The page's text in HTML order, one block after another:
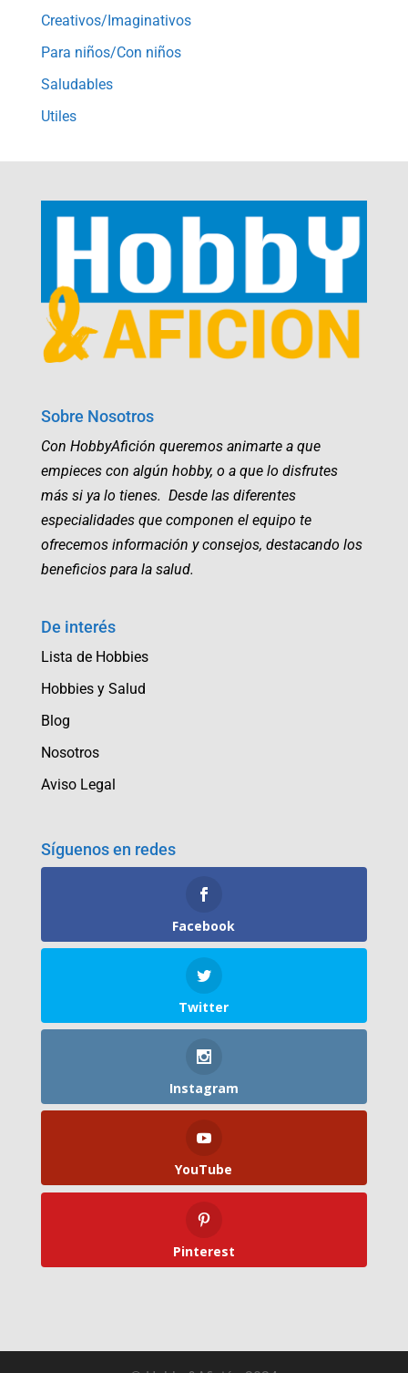
Creativos/Imaginativos
Para niños/Con niños
Saludables
Utiles
Sobre Nosotros
Con HobbyAfición queremos animarte a que
empieces con algún hobby, o a que lo disfrutes
más si ya lo tienes. Desde las diferentes
especialidades que componen el equipo te
ofrecemos información y consejos, destacando los
beneficios para la salud.
De interés
Lista de Hobbies
Hobbies y Salud
Blog
Nosotros
Aviso Legal
Síguenos en redes
Facebook
Twitter
Instagram
YouTube
Pinterest